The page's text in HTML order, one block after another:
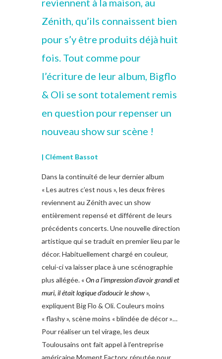
reviennent à la maison, au
Zénith, qu’ils connaissent bien
pour s’y être produits déjà huit
fois. Tout comme pour
l’écriture de leur album, Bigflo
& Oli se sont totalement remis
en question pour repenser un
nouveau show sur scène !
| Clément Bassot
Dans la continuité de leur dernier album
« Les autres c’est nous », les deux frères
reviennent au Zénith avec un show
entièrement repensé et différent de leurs
précédents concerts. Une nouvelle direction
artistique qui se traduit en premier lieu par le
décor. Habituellement chargé en couleur,
celui-ci va laisser place à une scénographie
plus allégée. «On a l’impression d’avoir grandi et
muri, il était logique d’adoucir le show»,
expliquent Big Flo & Oli. Couleurs moins
« flashy », scène moins « blindée de décor »…
Pour réaliser un tel virage, les deux
Toulousains ont fait appel à l’entreprise
américaine Moment Factory, réputée pour